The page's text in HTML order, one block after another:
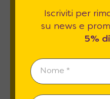
privacy *
Iscriviti per
su news e
5%